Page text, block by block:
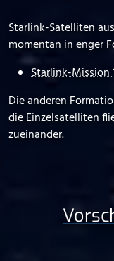
Starlink-Satelliten
momentan in enger
Starlink-Mission
Die anderen
die Einzelsatelliten
zueinander.